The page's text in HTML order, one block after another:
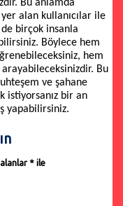
Bu anlamda
alan kullanıcılar ile
birçok insanla
Böylece hem
hem
arayabileceksinizdir. Bu
ve şahane
istiyorsanız bir an
yapabilirsiniz.
* ile